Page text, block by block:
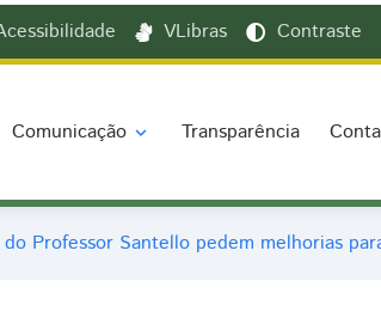
VLibras Contraste
Comunicação expand_more Transparência
Professor Santello pedem melhorias